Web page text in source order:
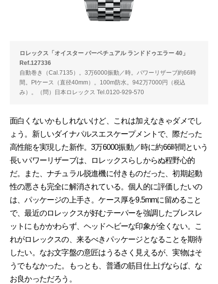
ロレックス「オイスター パーペチュアル ランドドゥエラー 40」
Ref.127336
自動巻き（Cal.7135）。3万6000振動／時。パワーリザーブ約66時
間。Ptケース（直径40mm）。100m防水。942万7000円（税込
み）。（問）日本ロレックス Tel.0120-929-570
面白くないかもしれないけど、これは加えなきゃダメでし
ょう。新しいダイナパルスエスケープメントで、際だった
高性能を実現した新作。3万6000振動／時に約66時間という
長いパワーリザーブは、ロレックスらしからぬ程野心的
だ。また、ナチュラル脱進機に付きものだった、初期起動
性の悪さも完全に解消されている。個人的に評価したいの
は、パッケージの上手さ。ケース厚を9.5mmに留めること
で、最近のロレックスが好むテーパーを強調したブレスレ
ットにもかかわらず、ヘッドヘビーな印象が全くない。こ
れがロレックスの、来るべきパッケージとなることを期待
したい。なお文字盤の意匠はうるさく見えるが、実物はそ
うでもなかった。もっとも、普通の筋目仕上げならば、な
お良かっただろう。